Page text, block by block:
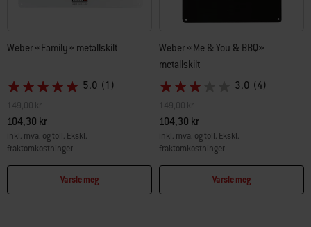
Weber «Family» metallskilt
5.0 (1)
Pris redusert fra
149,00 krtil
104,30 kr
inkl. mva. og toll. Ekskl.
fraktomkostninger
Color Options
Varsle meg
Weber «Me & You & BBQ»
metallskilt
3.0 (4)
Pris redusert fra
149,00 krtil
104,30 kr
inkl. mva. og toll. Ekskl.
fraktomkostninger
Color Options
Varsle meg